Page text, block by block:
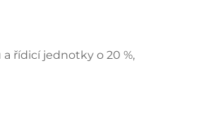
řídicí jednotky o 20 %,